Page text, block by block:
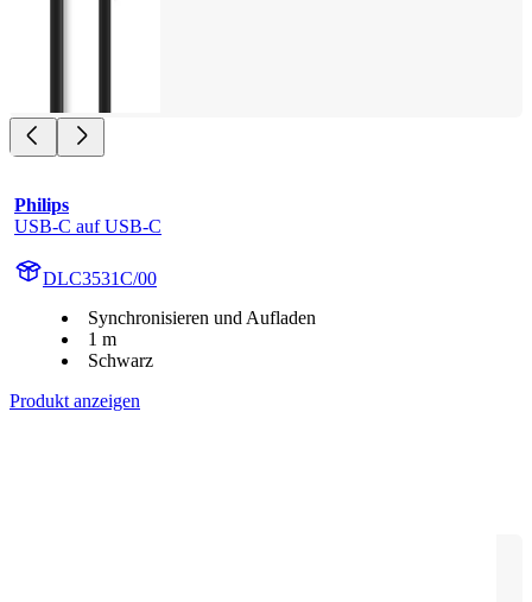
Philips
USB-C auf USB-C
DLC3531C/00
Synchronisieren und Aufladen
1 m
Schwarz
Produkt anzeigen